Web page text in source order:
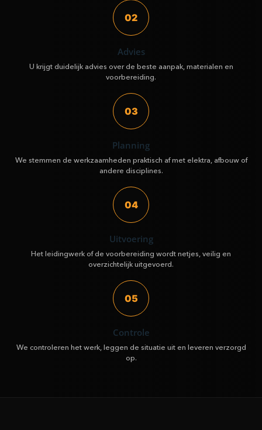
02
Advies
U krijgt duidelijk advies over de beste aanpak, materialen en
voorbereiding.
03
Planning
We stemmen de werkzaamheden praktisch af met elektra, afbouw of
andere disciplines.
04
Uitvoering
Het leidingwerk of de voorbereiding wordt netjes, veilig en
overzichtelijk uitgevoerd.
05
Controle
We controleren het werk, leggen de situatie uit en leveren verzorgd
op.